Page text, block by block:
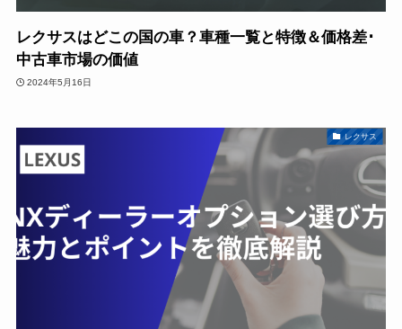
レクサスはどこの国の車？車種一覧と特徴＆価格差･
中古車市場の価値
2024年5月16日
レクサス